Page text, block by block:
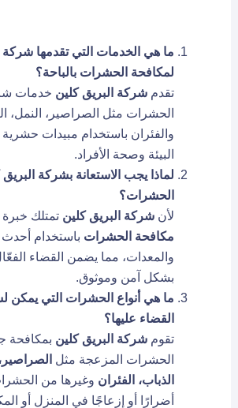
ما هي الخدمات التي تقدمها شركة
لمكافحة الحشرات بالباحة؟
تقدم شركة البريق كلين خدمات
الحشرات مثل الصراصير، النمل،
والفئران باستخدام مبيدات
البيئة وصحة الأفراد.
لماذا يجب الاستعانة بشركة
الحشرات؟
لأن شركة البريق كلين تمتلك
مكافحة الحشرات باستخدام أحدث
والمعدات، مما يضمن القضاء
بشكل آمن وموثوق.
ما هي أنواع الحشرات التي يمكن
القضاء عليها؟
تقوم شركة البريق كلين بمكافحة
الحشرات المزعجة مثل
الذباب، الفئران وغيرها من
أضرارًا أو إزعاجًا في المنزل أو